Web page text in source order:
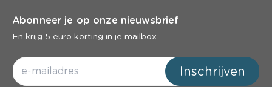
Abonneer je op onze nieuwsbrief
En krijg 5 euro korting in je mailbox
Inschrijven